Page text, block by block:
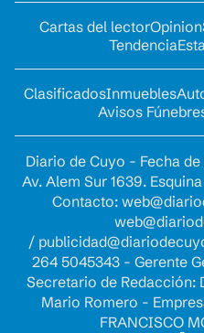
Cartas del lectorOpinion
Tendencia
ClasificadosInmuebles
Avisos
Diario de Cuyo - Fecha
Av. Alem Sur 1639.
Contacto:
/
264 5045343 - Gerente
Secretario de Redacción:
Mario Romero -
FRANCISCO